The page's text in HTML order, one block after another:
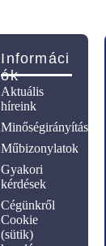
Informáci
Ók
Aktuális
híreink
Minőségirányítás
Műbizonylatok
Gyakori
kérdések
Cégünkről
Cookie
(sütik)